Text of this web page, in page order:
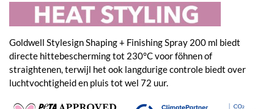
Goldwell Stylesign Shaping + Finishing Spray 200 ml biedt
directe hittebescherming tot 230°C voor föhnen of
straightenen, terwijl het ook langdurige controle biedt over
luchtvochtigheid en pluis tot wel 72 uur.